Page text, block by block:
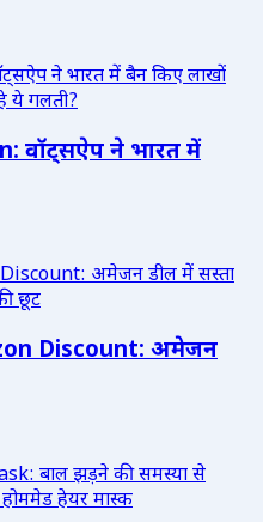
वॉट्सऐप ने भारत में
Discount: अमेजन